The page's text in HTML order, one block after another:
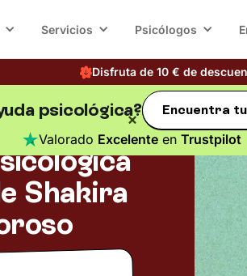
Servicios Psicólogos
Disfruta de 10 € de
psicológica? Encuentra
Valorado Excelente enTrustpilot
Tiempo de lectura5min
Shakira